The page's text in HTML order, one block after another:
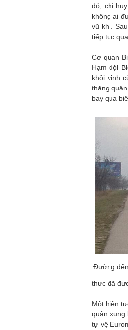
đó, chỉ
không ai
vũ khí.
tiếp tục
Cơ quan
Hạm đội
khỏi vịnh
thăng
bay qua
Đường
thực đã
Một hiện
quân xung
tự vệ